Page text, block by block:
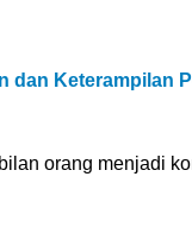
dan Keterampilan
orang menjadi